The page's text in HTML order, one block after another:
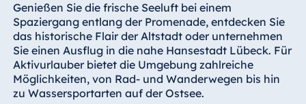
Hotel Magdeburg
Hotel München
Hotel Stuttgart
Seehotel
Timmendorfer
Strand
Genießen Sie die frische Seeluft bei einem
Spaziergang entlang der Promenade, entdecken Sie
das historische Flair der Altstadt oder unternehmen
Sie einen Ausflug in die nahe Hansestadt Lübeck. Für
Aktivurlauber bietet die Umgebung zahlreiche
Möglichkeiten, von Rad- und Wanderwegen bis hin
zu Wassersportarten auf der Ostsee.